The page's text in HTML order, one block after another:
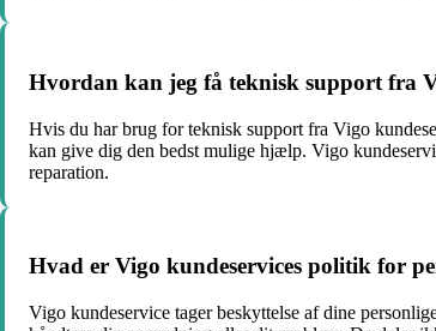
Hvordan kan jeg få teknisk support fra
Hvis du har brug for teknisk support fra Vigo
kan give dig den bedst mulige hjælp. Vigo
reparation.
Hvad er Vigo kundeservices politik for
Vigo kundeservice tager beskyttelse af dine